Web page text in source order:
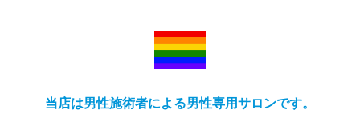
当店は男性施術者による男性専用サロンです。